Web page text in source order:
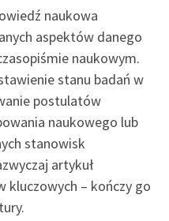
naukowa
aspektów danego
naukowym.
stanu badań w
postulatów
naukowego lub
stanowisk
artykuł
kluczowych – kończy go